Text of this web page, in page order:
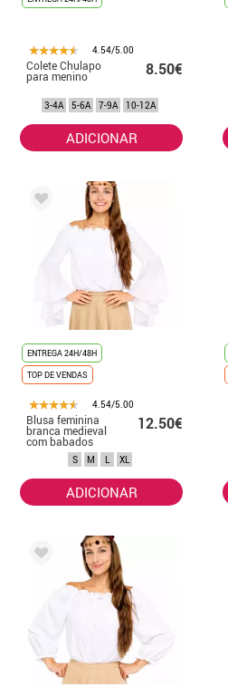
4.54/5.00
Colete Chulapo
para menino 8.50€
3-4A 5-6A 7-9A 10-12A
ADICIONAR
ENTREGA 24H/48H
TOP DE VENDAS
4.54/5.00
Blusa feminina
branca medieval
com babados
12.50€
S M L XL
ADICIONAR